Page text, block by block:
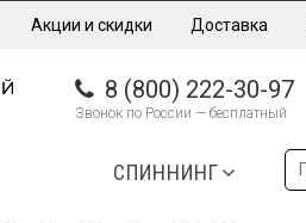
Акции и скидки Доставка
8 (800) 222-30-97
Звонок по России — бесплатный
СПИННИНГ